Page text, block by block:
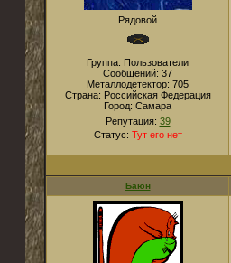
Рядовой
Группа: Пользователи
Сообщений: 37
Металлодетектор: 705
Страна: Российская Федерация
Город: Самара
Репутация: 39
Статус: Тут его нет
Баюн